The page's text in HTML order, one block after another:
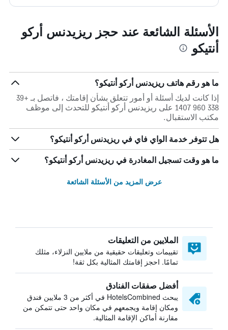
الأسئلة الشائعة عند حجز ريزيدنس أركو
أنتيكو
ما هو رقم هاتف ريزيدنس أركو أنتيكو؟
إذا كانت لديك أسئلة أو أمور تتعلق بشأن إقامتك ، فاتصل بـ +39
338 960 1407 على ريزيدنس أركو أنتيكو للتحدث إلى موظف
مكتب الاستقبال.
هل تتوفر خدمة الواي فاي في ريزيدنس أركو أنتيكو؟
ما هو وقت تسجيل المغادرة في ريزيدنس أركو أنتيكو؟
عرض المزيد من الأسئلة الشائعة
الملايين من التعليقات
تقييمات وتعليقات حقيقية من ملايين النزلاء، مثلك
تمامًا. احجز إقامتك المثالية بكل ثقة!
أفضل صفقات الفنادق
يبحث HotelsCombined في أكثر من 3 ملايين فندق
ومكان إقامة ويجمعهم في مكان واحد حتى تتمكن من
مقارنة أماكن الإقامة المثالية.